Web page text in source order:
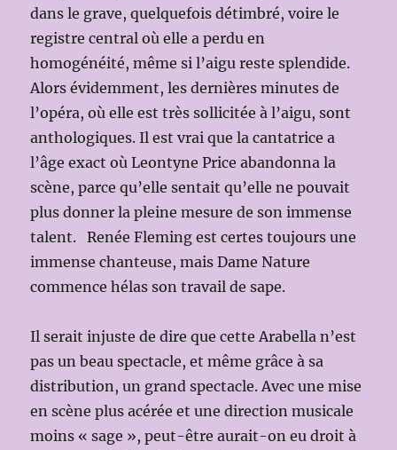
dans le grave, quelquefois détimbré, voire le
registre central où elle a perdu en
homogénéité, même si l’aigu reste splendide.
Alors évidemment, les dernières minutes de
l’opéra, où elle est très sollicitée à l’aigu, sont
anthologiques. Il est vrai que la cantatrice a
l’âge exact où Leontyne Price abandonna la
scène, parce qu’elle sentait qu’elle ne pouvait
plus donner la pleine mesure de son immense
talent. Renée Fleming est certes toujours une
immense chanteuse, mais Dame Nature
commence hélas son travail de sape.
Il serait injuste de dire que cette Arabella n’est
pas un beau spectacle, et même grâce à sa
distribution, un grand spectacle. Avec une mise
en scène plus acérée et une direction musicale
moins « sage », peut-être aurait-on eu droit à